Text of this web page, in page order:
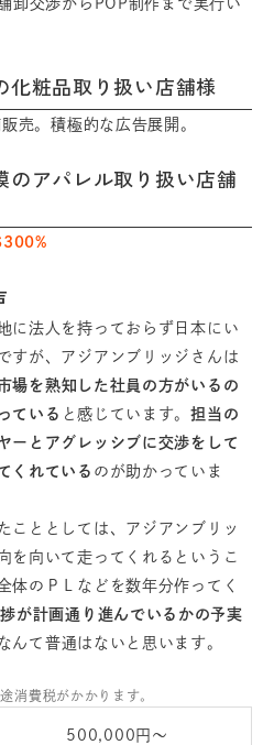
化粧品取り扱い店舗様
売。積極的な広告展開。
のアパレル取り扱い店舗
に法人を持っておらず日本にい
すが、アジアンブリッジさんは
場を熟知した社員の方がいるの
ている と感じています。担当の
ーとアグレッシブに交渉をして
くれている のが助かっていま
こととしては、アジアンブリッ
を向いて走ってくれるというこ
体のＰＬなどを数年分作ってく
が計画通り進んでいるかの予実
なんて普通はないと思います。
消費税がかかります。
500,000円～